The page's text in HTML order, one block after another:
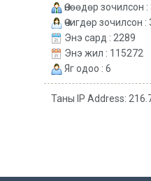
Өнөөдөр зочилсон :
Өчигдөр зочилсон :
Энэ сард : 2289
Энэ жил : 115272
Яг одоо : 6
Таны IP Address: